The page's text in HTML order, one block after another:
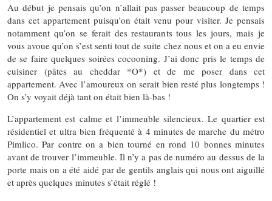
Au début je pensais qu’on n’allait pas passer beaucoup de temps
dans cet appartement puisqu’on était venu pour visiter. Je pensais
notamment qu’on se ferait des restaurants tous les jours, mais je
vous avoue qu’on s’est senti tout de suite chez nous et on a eu envie
de se faire quelques soirées cocooning. J’ai donc pris le temps de
cuisiner (pâtes au cheddar *O*) et de me poser dans cet
appartement. Avec l’amoureux on serait bien resté plus longtemps !
On s’y voyait déjà tant on était bien là-bas !
L’appartement est calme et l’immeuble silencieux. Le quartier est
résidentiel et ultra bien fréquenté à 4 minutes de marche du métro
Pimlico. Par contre on a bien tourné en rond 10 bonnes minutes
avant de trouver l’immeuble. Il n’y a pas de numéro au dessus de la
porte mais on a été aidé par de gentils anglais qui nous ont aiguillé
et après quelques minutes s’était réglé !